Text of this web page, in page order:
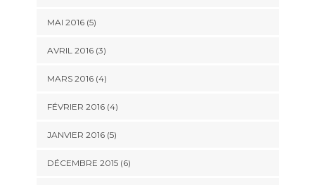
MAI 2016(5)
AVRIL 2016(3)
MARS 2016(4)
FÉVRIER 2016(4)
JANVIER 2016(5)
DÉCEMBRE 2015(6)